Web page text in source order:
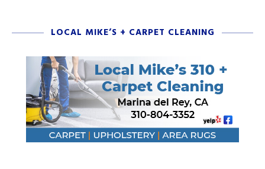
LOCAL MIKE’S + CARPET CLEANING